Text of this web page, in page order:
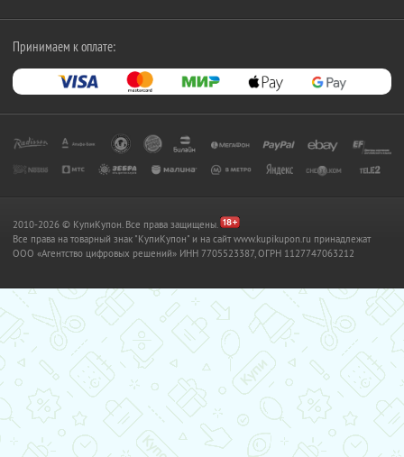
Принимаем к оплате:
2010-2026 © КупиКупон. Все права защищены.
Все права на товарный знак "КупиКупон" и на сайт www.kupikupon.ru принадлежат
OOO «Агентство цифровых решений» ИНН 7705523387, ОГРН 1127747063212